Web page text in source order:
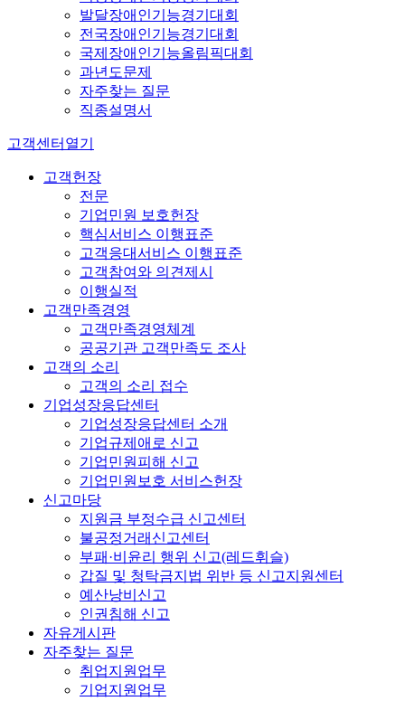
발달장애인기능경기대회
전국장애인기능경기대회
국제장애인기능올림픽대회
과년도문제
자주찾는 질문
직종설명서
고객센터 열기
고객헌장
전문
기업민원 보호헌장
핵심서비스 이행표준
고객응대서비스 이행표준
고객참여와 의견제시
이행실적
고객만족경영
고객만족경영체계
공공기관 고객만족도 조사
고객의 소리
고객의 소리 접수
기업성장응답센터
기업성장응답센터 소개
기업규제애로 신고
기업민원피해 신고
기업민원보호 서비스헌장
신고마당
지원금 부정수급 신고센터
불공정거래신고센터
부패·비윤리 행위 신고(레드휘슬)
갑질 및 청탁금지법 위반 등 신고지원센터
예산낭비신고
인권침해 신고
자유게시판
자주찾는 질문
취업지원업무
기업지원업무